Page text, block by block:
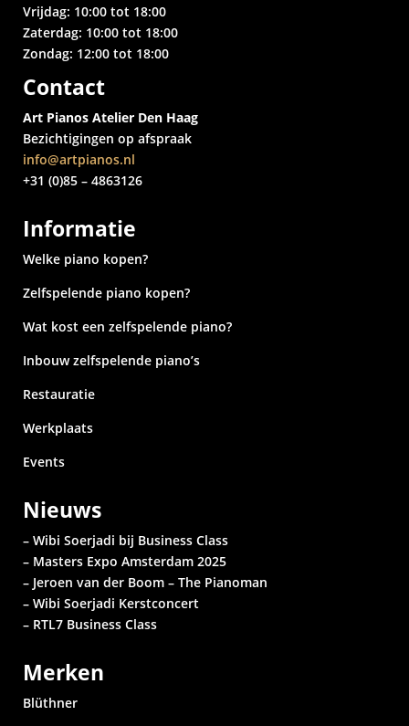
Vrijdag: 10:00 tot 18:00
Zaterdag: 10:00 tot 18:00
Zondag: 12:00 tot 18:00
Contact
Art Pianos Atelier Den Haag
Bezichtigingen op afspraak
info@artpianos.nl
+31 (0)85 – 4863126
Informatie
Welke piano kopen?
Zelfspelende piano kopen?
Wat kost een zelfspelende piano?
Inbouw zelfspelende piano’s
Restauratie
Werkplaats
Events
Nieuws
– Wibi Soerjadi bij Business Class
– Masters Expo Amsterdam 2025
– Jeroen van der Boom – The Pianoman
– Wibi Soerjadi Kerstconcert
– RTL7 Business Class
Merken
Blüthner